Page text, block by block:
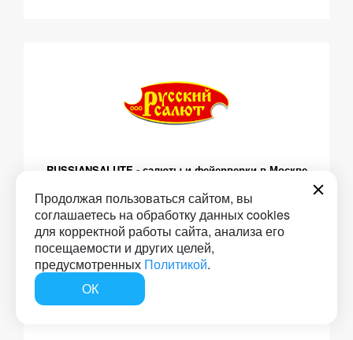
Продолжая пользоваться сайтом, вы
соглашаетесь на обработку данных cookies
для корректной работы сайта, анализа его
посещаемости и других целей,
предусмотренных Политикой.
ОК
RUSSIANSALUTE - салюты и фейерверки в Москве